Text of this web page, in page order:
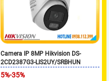
Camera IP 8MP Hikvision DS-
2CD2387G3-LIS2UY/SRBHUN
5%-35%